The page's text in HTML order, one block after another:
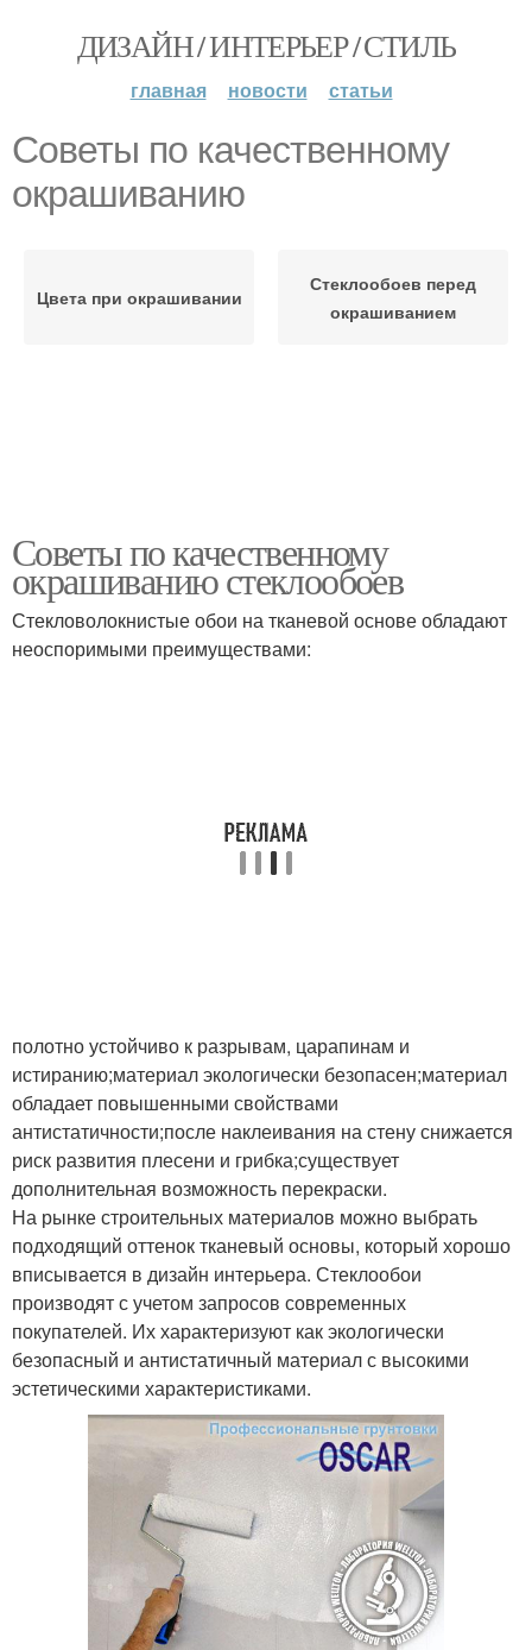
ДИЗАЙН / ИНТЕРЬЕР / СТИЛЬ
главная новости статьи
Советы по качественному
окрашиванию
Цвета при окрашивании
Стеклообоев перед
окрашиванием
Советы по качественному
окрашиванию стеклообоев
Стекловолокнистые обои на тканевой основе обладают
неоспоримыми преимуществами:
полотно устойчиво к разрывам, царапинам и
истиранию;материал экологически безопасен;материал
обладает повышенными свойствами
антистатичности;после наклеивания на стену снижается
риск развития плесени и грибка;существует
дополнительная возможность перекраски.
На рынке строительных материалов можно выбрать
подходящий оттенок тканевый основы, который хорошо
вписывается в дизайн интерьера. Стеклообои
производят с учетом запросов современных
покупателей. Их характеризуют как экологически
безопасный и антистатичный материал с высокими
эстетическими характеристиками.